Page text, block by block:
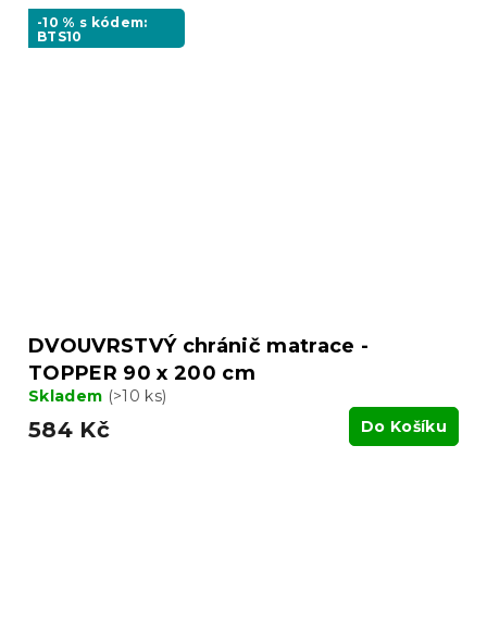
-10 % s kódem:
BTS10
DVOUVRSTVÝ chránič matrace -
TOPPER 90 x 200 cm
Skladem (>10 ks)
584 Kč Do Košíku